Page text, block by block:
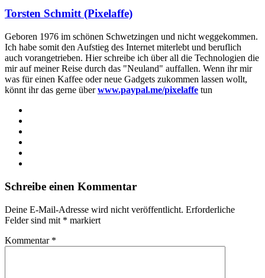
Torsten Schmitt (Pixelaffe)
Geboren 1976 im schönen Schwetzingen und nicht weggekommen.
Ich habe somit den Aufstieg des Internet miterlebt und beruflich
auch vorangetrieben. Hier schreibe ich über all die Technologien die
mir auf meiner Reise durch das "Neuland" auffallen. Wenn ihr mir
was für einen Kaffee oder neue Gadgets zukommen lassen wollt,
könnt ihr das gerne überwww.paypal.me/pixelaffe tun
Schreibe einen Kommentar
Deine E-Mail-Adresse wird nicht veröffentlicht. Erforderliche
Felder sind mit * markiert
Kommentar *